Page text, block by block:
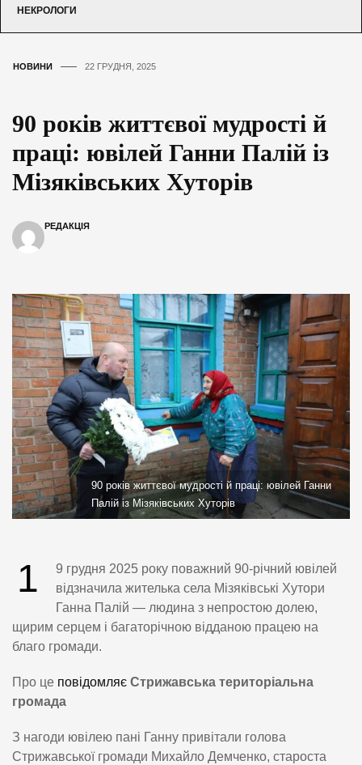
НЕКРОЛОГИ
НОВИНИ 22 ГРУДНЯ, 2025
90 років життєвої мудрості й
праці: ювілей Ганни Палій із
Мізяківських Хуторів
РЕДАКЦІЯ
90 років життєвої мудрості й праці: ювілей Ганни
Палій із Мізяківських Хуторів
1
9 грудня 2025 року поважний 90-річний ювілей
відзначила жителька села Мізяківські Хутори
Ганна Палій — людина з непростою долею,
щирим серцем і багаторічною відданою працею на
благо громади.
Про це повідомляє Стрижавська територіальна
громада
З нагоди ювілею пані Ганну привітали голова
Стрижавської громади Михайло Демченко, староста